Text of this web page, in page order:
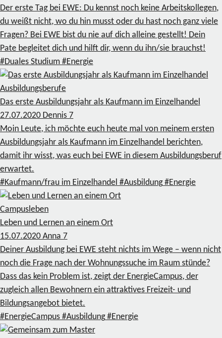
Der erste Tag bei EWE: Du kennst noch keine Arbeitskollegen,
du weißt nicht, wo du hin musst oder du hast noch ganz viele
Fragen? Bei EWE bist du nie auf dich alleine gestellt! Dein
Pate begleitet dich und hilft dir, wenn du ihn/sie brauchst!
#Duales Studium #Energie
Ausbildungsberufe
Das erste Ausbildungsjahr als Kaufmann im Einzelhandel
27.07.2020 Dennis 7
Moin Leute, ich möchte euch heute mal von meinem ersten
Ausbildungsjahr als Kaufmann im Einzelhandel berichten,
damit ihr wisst, was euch bei EWE in diesem Ausbildungsberuf
erwartet.
#Kaufmann/frau im Einzelhandel #Ausbildung #Energie
Campusleben
Leben und Lernen an einem Ort
15.07.2020 Anna 7
Deiner Ausbildung bei EWE steht nichts im Wege – wenn nicht
noch die Frage nach der Wohnungssuche im Raum stünde?
Dass das kein Problem ist, zeigt der EnergieCampus, der
zugleich allen Bewohnern ein attraktives Freizeit- und
Bildungsangebot bietet.
#EnergieCampus #Ausbildung #Energie